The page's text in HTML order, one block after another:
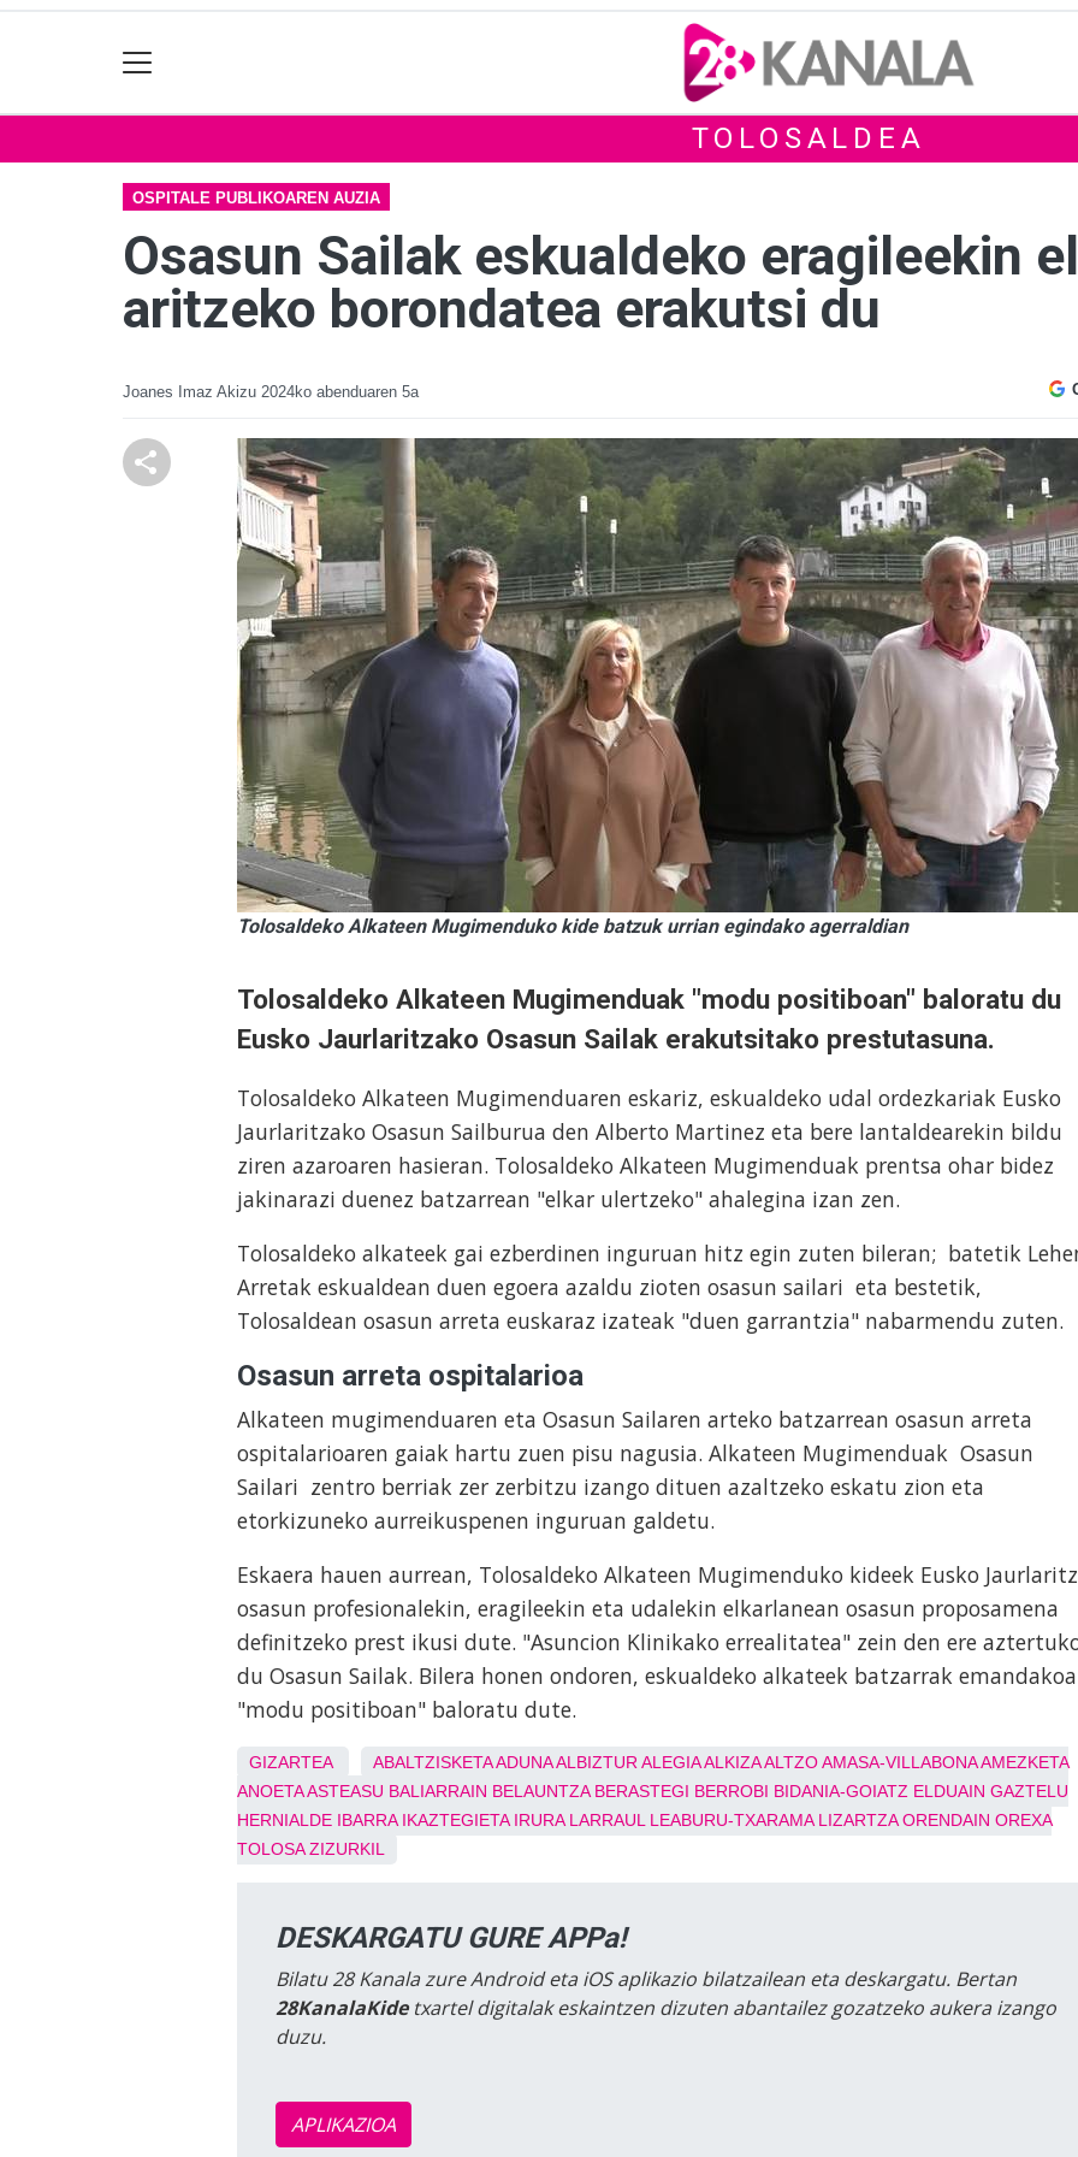
TOLOSALDEA
OSPITALE PUBLIKOAREN AUZIA
Osasun Sailak eskualdeko eragileekin
aritzeko borondatea erakutsi du
Joanes Imaz Akizu 2024ko abenduaren 5a
Tolosaldeko Alkateen Mugimenduko kide batzuk urrian egindako agerraldian
Tolosaldeko Alkateen Mugimenduak "modu positiboan" baloratu du
Eusko Jaurlaritzako Osasun Sailak erakutsitako prestutasuna.
Tolosaldeko Alkateen Mugimenduaren eskariz, eskualdeko udal ordezkariak Eusko
Jaurlaritzako Osasun Sailburua den Alberto Martinez eta bere lantaldearekin bildu
ziren azaroaren hasieran. Tolosaldeko Alkateen Mugimenduak prentsa ohar bidez
jakinarazi duenez batzarrean "elkar ulertzeko" ahalegina izan zen.
Tolosaldeko alkateek gai ezberdinen inguruan hitz egin zuten bileran; batetik
Arretak eskualdean duen egoera azaldu zioten osasun sailari eta bestetik,
Tolosaldean osasun arreta euskaraz izateak "duen garrantzia" nabarmendu zuten.
Osasun arreta ospitalarioa
Alkateen mugimenduaren eta Osasun Sailaren arteko batzarrean osasun arreta
ospitalarioaren gaiak hartu zuen pisu nagusia. Alkateen Mugimenduak Osasun
Sailari zentro berriak zer zerbitzu izango dituen azaltzeko eskatu zion eta
etorkizuneko aurreikuspenen inguruan galdetu.
Eskaera hauen aurrean, Tolosaldeko Alkateen Mugimenduko kideek Eusko
osasun profesionalekin, eragileekin eta udalekin elkarlanean osasun proposamena
definitzeko prest ikusi dute. "Asuncion Klinikako errealitatea" zein den ere
du Osasun Sailak. Bilera honen ondoren, eskualdeko alkateek batzarrak emandakoa
"modu positiboan" baloratu dute.
GIZARTEA ABALTZISKETAADUNAALBIZTUR ALEGIAALKIZAALTZOAMASA-VILLABONAAMEZKETA
ANOETAASTEASU BALIARRAIN BELAUNTZA BERASTEGI BERROBI BIDANIA-GOIATZ ELDUAIN GAZTELU
HERNIALDE IBARRA IKAZTEGIETA IRURA LARRAUL LEABURU-TXARAMA LIZARTZA ORENDAIN OREXA
TOLOSA ZIZURKIL
DESKARGATU GURE APPa!
Bilatu 28 Kanala zure Android eta iOS aplikazio bilatzailean eta deskargatu. Bertan
28KanalaKidetxartel digitalak eskaintzen dizuten abantailez gozatzeko aukera izango
duzu.
APLIKAZIOA